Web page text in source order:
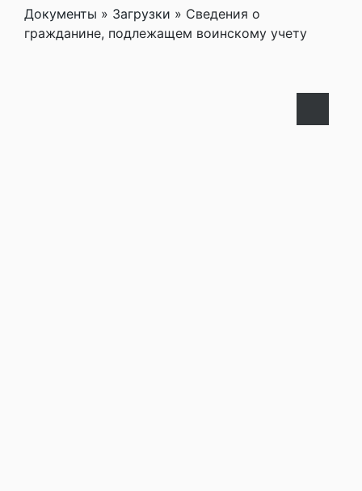
Документы » Загрузки » Сведения о
гражданине, подлежащем воинскому учету